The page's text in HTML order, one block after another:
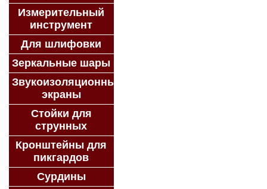
Измерительный
инструмент
Для шлифовки
Зеркальные шары
Звукоизоляционные
экраны
Стойки для
струнных
Кронштейны для
пикгардов
Сурдины